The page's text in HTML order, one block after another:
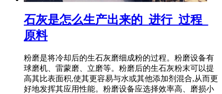
石灰是怎么生产出来的_进行_过程_
原料
粉磨是将冷却后的生石灰磨细成粉的过程。粉磨设备有
球磨机、雷蒙磨、立磨等。粉磨后的生石灰粉末可以提
高其比表面积,使其更容易与水或其他添加剂混合,从而更
好地发挥其应用性能。粉磨设备应选择效率高、磨损小